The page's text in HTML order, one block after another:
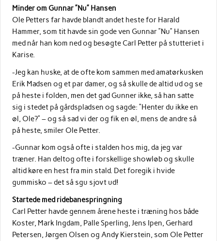
Minder om Gunnar ”Nu” Hansen
Ole Petters far havde blandt andet heste for Harald
Hammer, som tit havde sin gode ven Gunnar ”Nu” Hansen
med når han kom ned og besøgte Carl Petter på stutteriet i
Karise.
-Jeg kan huske, at de ofte kom sammen med amatørkusken
Erik Madsen og et par damer, og så skulle de altid ud og se
på heste i folden, men det gad Gunner ikke, så han satte
sig i stedet på gårdspladsen og sagde: ”Henter du ikke en
øl, Ole?” – og så sad vi der og fik en øl, mens de andre så
på heste, smiler Ole Petter.
-Gunnar kom også ofte i stalden hos mig, da jeg var
træner. Han deltog ofte i forskellige showløb og skulle
altid køre en hest fra min stald. Det foregik i hvide
gummisko – det så sgu sjovt ud!
Startede med ridebanespringning
Carl Petter havde gennem årene heste i træning hos både
Koster, Mark Ingdam, Palle Sperling, Jens Ipen, Gerhard
Petersen, Jørgen Olsen og Andy Kierstein, som Ole Petter